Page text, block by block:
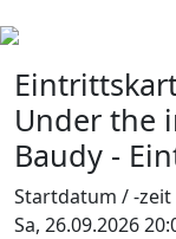
Under the
Baudy -
Startdatum / -zeit
Sa, 26.09.2026